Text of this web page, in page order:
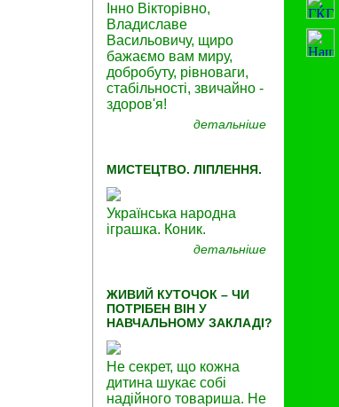
Інно Вікторівно,
Владиславе
Васильовичу, щиро
бажаємо вам миру,
добробуту, рівноваги,
стабільності, звичайно -
здоров'я!
детальніше
МИСТЕЦТВО. ЛІПЛЕННЯ.
Українська народна
іграшка. Коник.
детальніше
ЖИВИЙ КУТОЧОК – ЧИ
ПОТРІБЕН ВІН У
НАВЧАЛЬНОМУ ЗАКЛАДІ?
Не секрет, що кожна
дитина шукає собі
надійного товариша. Не